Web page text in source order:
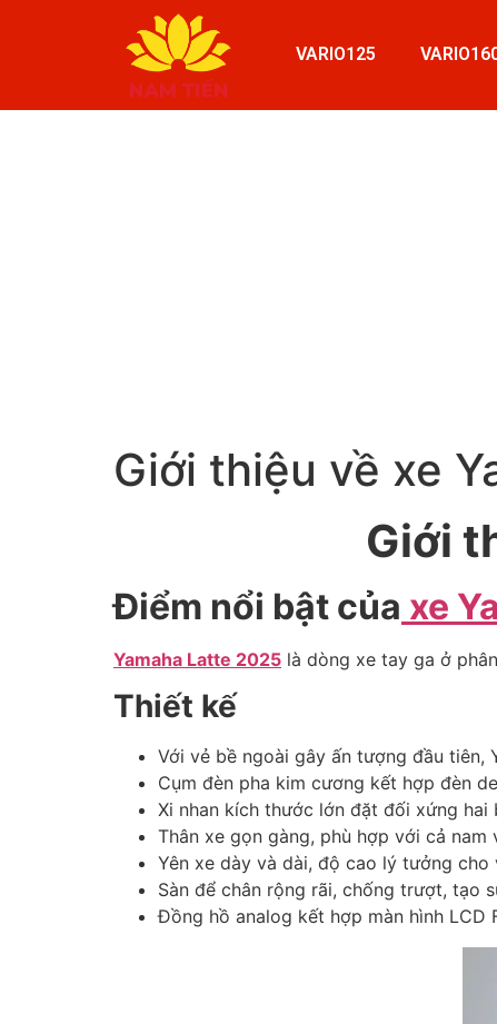
VARIO125
Giới thiệu về xe
Giới
Điểm nổi bật của xe
Yamaha Latte 2025 là dòng xe tay ga ở
Thiết kế
Với vẻ bề ngoài gây ấn tượng đầu tiên,
Cụm đèn pha kim cương kết hợp đèn
Xi nhan kích thước lớn đặt đối xứng hai
Thân xe gọn gàng, phù hợp với cả
Yên xe dày và dài, độ cao lý tưởng
Sàn để chân rộng rãi, chống trượt, tạo
Đồng hồ analog kết hợp màn hình